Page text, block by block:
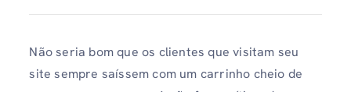
Não seria bom que os clientes que visitam seu
site sempre saíssem com um carrinho cheio de